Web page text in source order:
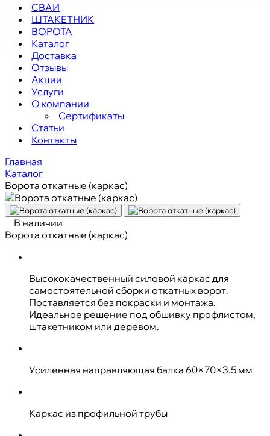
СВАИ
ШТАКЕТНИК
ВОРОТА
Каталог
Доставка
Отзывы
Акции
Услуги
О компании
Сертификаты
Статьи
Контакты
Главная
Каталог
Ворота откатные (каркас)
В наличии
Ворота откатные (каркас)
Высококачественный силовой каркас для
самостоятельной сборки откатных ворот.
Поставляется без покраски и монтажа.
Идеальное решение под обшивку профлистом,
штакетником или деревом.
Усиленная направляющая балка 60×70×3.5 мм
Каркас из профильной трубы